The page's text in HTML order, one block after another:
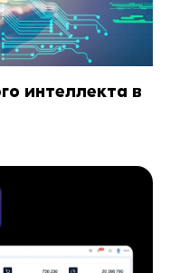
интеллекта в